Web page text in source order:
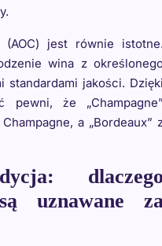
(AOC) jest równie
wina z
standardami jakości.
pewni, że
a „Bordeaux”
uznawane